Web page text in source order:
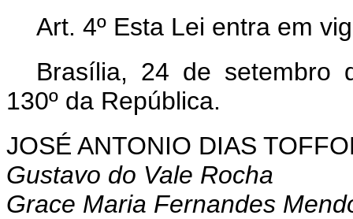
Art. 4º Esta Lei entra em
Brasília, 24 de setembro
130º da República.
JOSÉ ANTONIO DIAS
Gustavo do Vale Rocha
Grace Maria Fernandes